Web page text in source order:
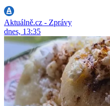
Aktuálně.cz - Zprávy
dnes, 13:35